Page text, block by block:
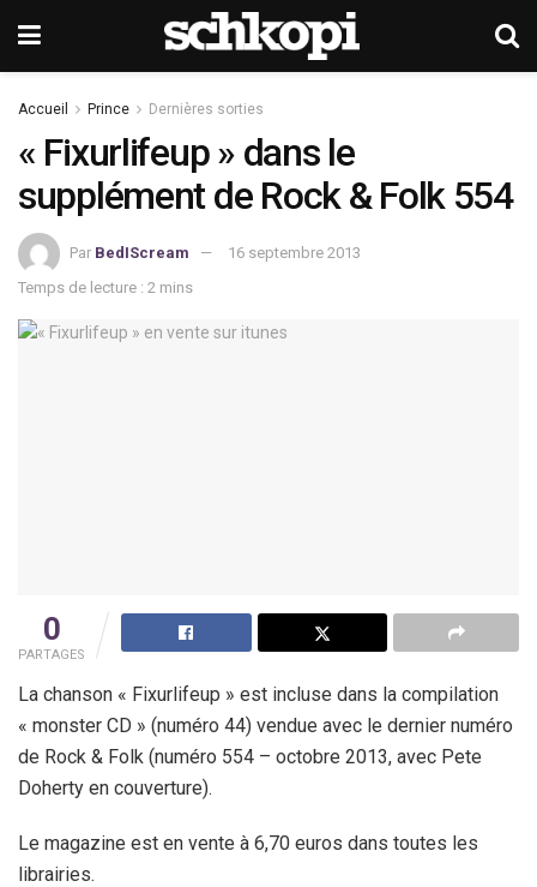
Accueil Prince Dernières sorties
« Fixurlifeup » dans le
supplément de Rock & Folk 554
Par BedIScream
16 septembre 2013
Temps de lecture : 2 mins
0
PARTAGES
La chanson « Fixurlifeup » est incluse dans la compilation
« monster CD » (numéro 44) vendue avec le dernier numéro
de Rock & Folk (numéro 554 – octobre 2013, avec Pete
Doherty en couverture).
Le magazine est en vente à 6,70 euros dans toutes les
librairies.